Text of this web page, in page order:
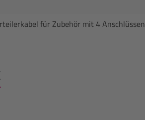
für Zubehör mit 4 Anschlüssen